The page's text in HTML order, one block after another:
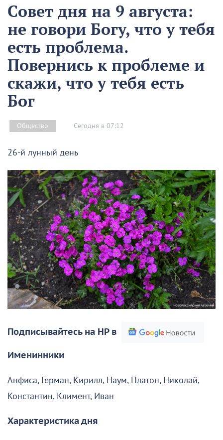
Совет дня на 9 августа:
не говори Богу, что у тебя
есть проблема.
Повернись к проблеме и
скажи, что у тебя есть
Бог
Общество Сегодня в 07:12
26-й лунный день
Подписывайтесь на НР в
Именинники
Анфиса, Герман, Кирилл, Наум, Платон, Николай,
Константин, Климент, Иван
Характеристика дня